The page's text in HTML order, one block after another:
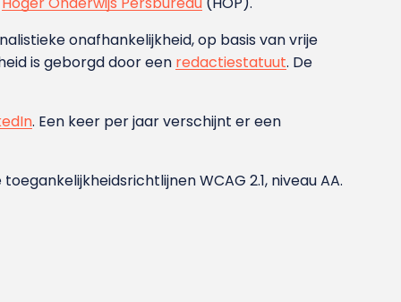
onafhankelijkheid, op basis van vrije
is geborgd door een redactiestatuut. De
. Een keer per jaar verschijnt er een
WCAG 2.1, niveau AA.